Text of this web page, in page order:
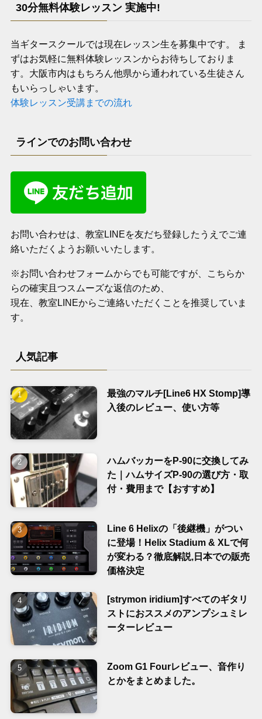
30分無料体験レッスン 実施中!
当ギタースクールでは現在レッスン生を募集中です。 ま
ずはお気軽に無料体験レッスンからお待ちしておりま
す。大阪市内はもちろん他県から通われている生徒さん
もいらっしゃいます。
体験レッスン受講までの流れ
ラインでのお問い合わせ
お問い合わせは、教室LINEを友だち登録したうえでご連
絡いただくようお願いいたします。
※お問い合わせフォームからでも可能ですが、こちらか
らの確実且つスムーズな返信のため、
現在、教室LINEからご連絡いただくことを推奨していま
す。
人気記事
最強のマルチ[Line6 HX Stomp]導
入後のレビュー、使い方等
ハムバッカーをP-90に交換してみ
た｜ハムサイズP-90の選び方・取
付・費用まで【おすすめ】
Line 6 Helixの「後継機」がつい
に登場！Helix Stadium & XLで何
が変わる？徹底解説,日本での販売
価格決定
[strymon iridium]すべてのギタリ
ストにおススメのアンプシュミレ
ーターレビュー
Zoom G1 Fourレビュー、音作り
とかをまとめました。